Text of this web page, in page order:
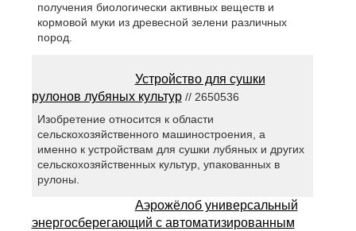
получения биологически активных веществ и
кормовой муки из древесной зелени различных
пород.
Устройство для сушки
рулонов лубяных культур// 2650536
Изобретение относится к области
сельскохозяйственного машиностроения, а
именно к устройствам для сушки лубяных и других
сельскохозяйственных культур, упакованных в
рулоны.
Аэрожёлоб универсальный
энергосберегающий с автоматизированным